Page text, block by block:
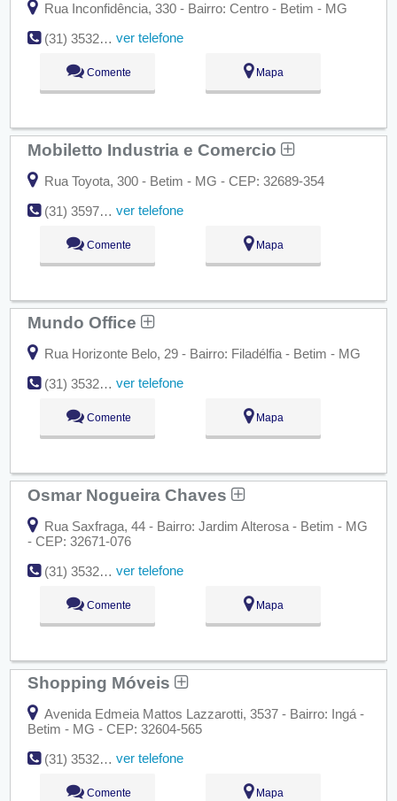
Rua Inconfidência, 330 - Bairro: Centro - Betim - MG
(31) 3532-2750
ver telefone
Comente Mapa
Mobiletto Industria e Comercio
Rua Toyota, 300 - Betim - MG - CEP: 32689-354
(31) 3597-1426
ver telefone
Comente Mapa
Mundo Office
Rua Horizonte Belo, 29 - Bairro: Filadélfia - Betim - MG
(31) 3532-1006
ver telefone
Comente Mapa
Osmar Nogueira Chaves
Rua Saxfraga, 44 - Bairro: Jardim Alterosa - Betim - MG
- CEP: 32671-076
(31) 3532-1162
ver telefone
Comente Mapa
Shopping Móveis
Avenida Edmeia Mattos Lazzarotti, 3537 - Bairro: Ingá -
Betim - MG - CEP: 32604-565
(31) 3532-4013
ver telefone
Comente Mapa